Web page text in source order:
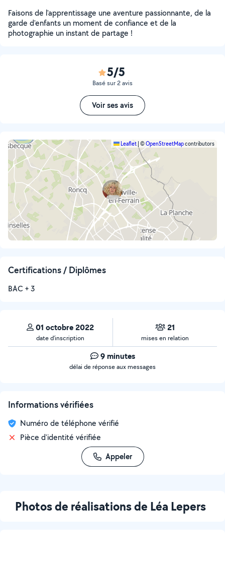
Faisons de l'apprentissage une aventure passionnante, de la
garde d'enfants un moment de confiance et de la
photographie un instant de partage !
5/5
Basé sur 2 avis
Voir ses avis
Leaflet ©OpenStreetMapcontributors
Certifications / Diplômes
BAC + 3
01 octobre 2022
date d’inscription
21
mises en relation
9 minutes
délai de réponse aux messages
Informations vérifiées
Numéro de téléphone vérifié
Pièce d'identité vérifiée
Appeler
Photos de réalisations de Léa Lepers